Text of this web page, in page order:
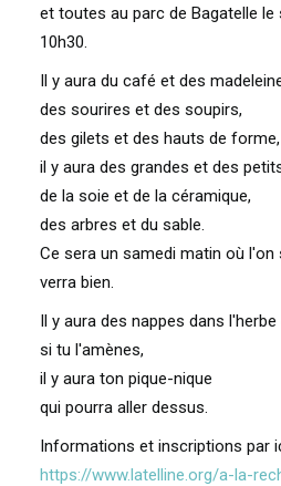
et toutes au parc de Bagatelle
10h30.
Il y aura du café et des
des sourires et des soupirs,
des gilets et des hauts de forme,
il y aura des grandes et des
de la soie et de la céramique,
des arbres et du sable.
Ce sera un samedi matin où
verra bien.
Il y aura des nappes dans l'herbe
si tu l'amènes,
il y aura ton pique-nique
qui pourra aller dessus.
Informations et inscriptions par
https://www.latelline.org/a-la-